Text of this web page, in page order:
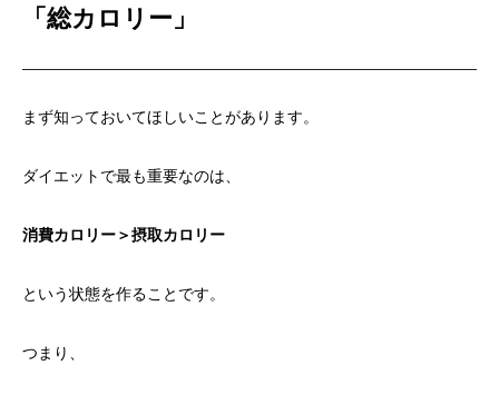
「総カロリー」
まず知っておいてほしいことがあります。
ダイエットで最も重要なのは、
消費カロリー＞摂取カロリー
という状態を作ることです。
つまり、